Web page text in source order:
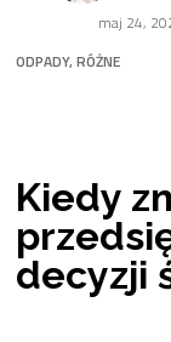
maj 24,
ODPADY,RÓŻNE
Kiedy
decyzji